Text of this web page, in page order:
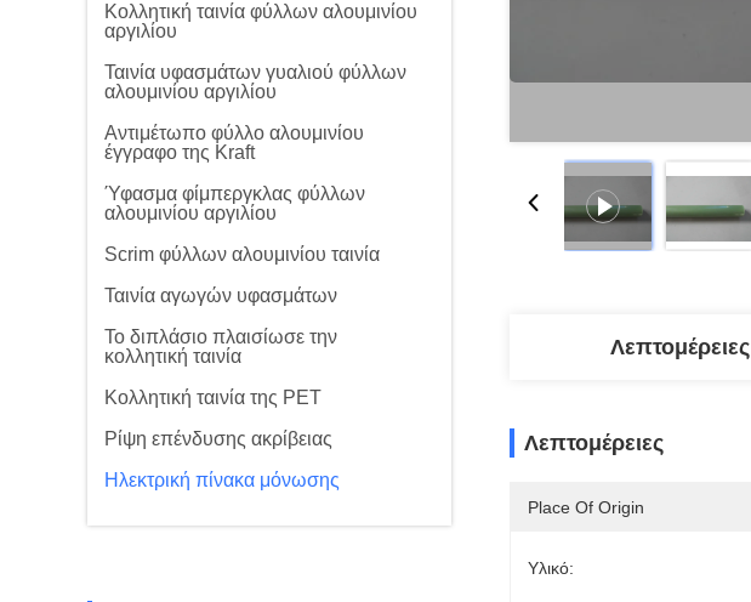
Κολλητική ταινία φύλλων αλουμινίου
αργιλίου
Ταινία υφασμάτων γυαλιού φύλλων
αλουμινίου αργιλίου
Αντιμέτωπο φύλλο αλουμινίου
έγγραφο της Kraft
Ύφασμα φίμπεργκλας φύλλων
αλουμινίου αργιλίου
Scrim φύλλων αλουμινίου ταινία
Ταινία αγωγών υφασμάτων
Το διπλάσιο πλαισίωσε την
κολλητική ταινία
Κολλητική ταινία της PET
Ρίψη επένδυσης ακρίβειας
Ηλεκτρική πίνακα μόνωσης
Λεπτομέρειες
Λεπτομέρειες
Place Of Origin
Υλικό: